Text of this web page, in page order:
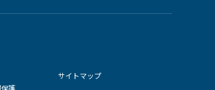
護
サイトマップ